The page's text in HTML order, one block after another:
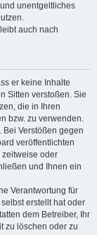
unentgeltliches
auch nach
er keine Inhalte
Sitten verstoßen. Sie
die in Ihren
bzw. zu verwenden.
Bei Verstößen gegen
veröffentlichten
zeitweise oder
und Ihnen ein
Verantwortung für
erstellt hat oder
dem Betreiber, Ihr
zu löschen oder zu